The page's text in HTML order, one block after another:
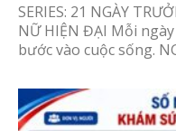
SERIES: 21 NGÀY
NỮ HIỆN ĐẠI Mỗi
bước vào cuộc sống.